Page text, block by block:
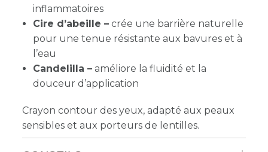
inflammatoires
Cire d’abeille – crée une barrière naturelle
pour une tenue résistante aux bavures et à
l’eau
Candelilla – améliore la fluidité et la
douceur d’application
Crayon contour des yeux, adapté aux peaux
sensibles et aux porteurs de lentilles.